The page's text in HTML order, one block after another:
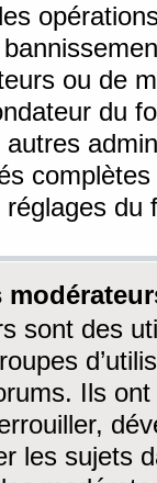
ou de
du
du
sont des
Ils ont
les sujets